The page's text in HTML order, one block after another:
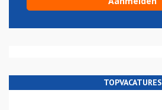
TOPVACATURES